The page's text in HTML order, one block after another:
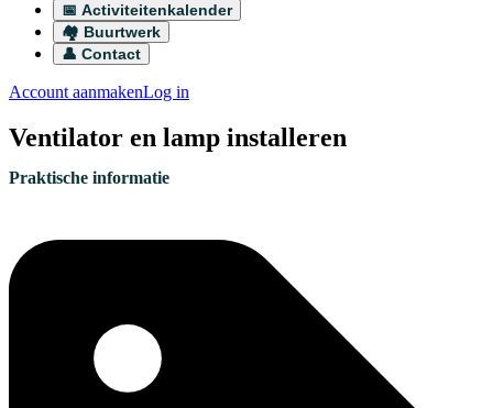
📅 Activiteitenkalender
🏘️ Buurtwerk
👤 Contact
Account aanmakenLog in
Ventilator en lamp installeren
Praktische informatie